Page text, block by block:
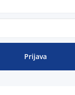
Prijava